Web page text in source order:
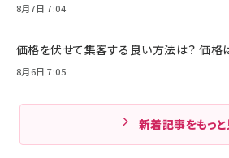
8月7日 7:04
価格を伏せて集客する良い方法は？ 価格
8月6日 7:05
新着記事をもっ